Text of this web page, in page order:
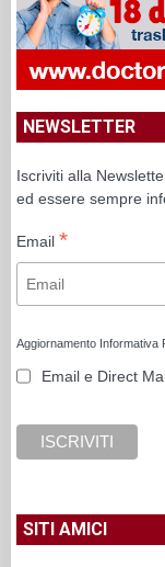
NEWSLETTER
Iscriviti alla
ed essere sempre
Email *
Aggiornamento
Email e Direct
SITI AMICI